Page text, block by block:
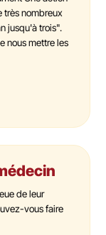
très nombreux
jusqu'à trois".
nous mettre les
de leur
vous faire